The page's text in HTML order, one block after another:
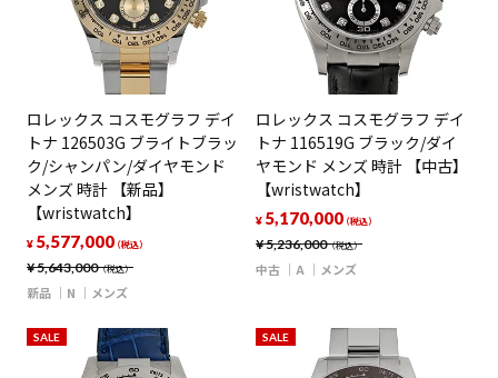
ロレックス コスモグラフ デイ
トナ 126503G ブライトブラッ
ク/シャンパン/ダイヤモンド
メンズ 時計 【新品】
【wristwatch】
¥5,643,000（税込）
¥ 5,577,000（税込）
新品 N メンズ
ロレックス コスモグラフ デイ
トナ 116519G ブラック/ダイ
ヤモンド メンズ 時計 【中古】
【wristwatch】
¥5,236,000（税込）
¥ 5,170,000（税込）
中古 A メンズ
SALE SALE